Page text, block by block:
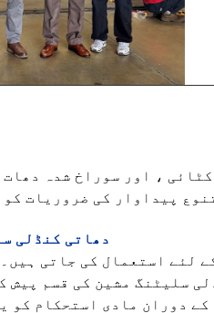
، اور سوراخ شدہ
پیداوار کی ضروریات کو
1. دھاتی کنڈلی
لئے استعمال کی جاتی
دوران مادی استحکام کو